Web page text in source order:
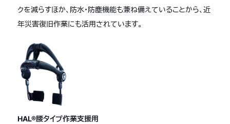
クを減らすほか、防水・防塵機能も兼ね備えていることから、近
年災害復旧作業にも活用されています。
HAL®腰タイプ作業支援用